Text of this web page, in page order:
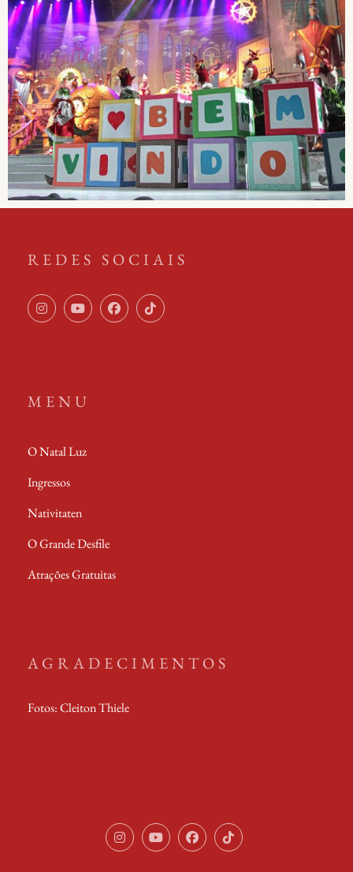
REDES SOCIAIS
MENU
O Natal Luz
Ingressos
Nativitaten
O Grande Desfile
Atrações Gratuitas
AGRADECIMENTOS
Fotos: Cleiton Thiele